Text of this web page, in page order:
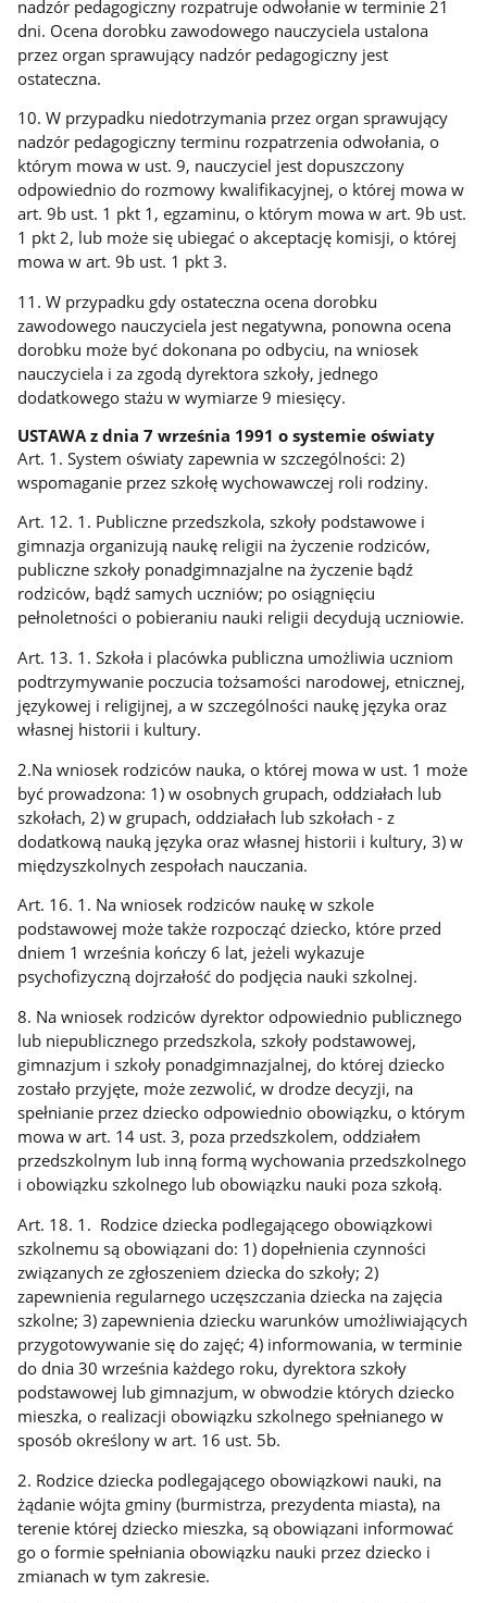
nadzór pedagogiczny rozpatruje odwołanie w terminie 21
dni. Ocena dorobku zawodowego nauczyciela ustalona
przez organ sprawujący nadzór pedagogiczny jest
ostateczna.
10. W przypadku niedotrzymania przez organ sprawujący
nadzór pedagogiczny terminu rozpatrzenia odwołania, o
którym mowa w ust. 9, nauczyciel jest dopuszczony
odpowiednio do rozmowy kwalifikacyjnej, o której mowa w
art. 9b ust. 1 pkt 1, egzaminu, o którym mowa w art. 9b ust.
1 pkt 2, lub może się ubiegać o akceptację komisji, o której
mowa w art. 9b ust. 1 pkt 3.
11. W przypadku gdy ostateczna ocena dorobku
zawodowego nauczyciela jest negatywna, ponowna ocena
dorobku może być dokonana po odbyciu, na wniosek
nauczyciela i za zgodą dyrektora szkoły, jednego
dodatkowego stażu w wymiarze 9 miesięcy.
USTAWA z dnia 7 września 1991 o systemie oświaty
Art. 1. System oświaty zapewnia w szczególności: 2)
wspomaganie przez szkołę wychowawczej roli rodziny.
Art. 12. 1. Publiczne przedszkola, szkoły podstawowe i
gimnazja organizują naukę religii na życzenie rodziców,
publiczne szkoły ponadgimnazjalne na życzenie bądź
rodziców, bądź samych uczniów; po osiągnięciu
pełnoletności o pobieraniu nauki religii decydują uczniowie.
Art. 13. 1. Szkoła i placówka publiczna umożliwia uczniom
podtrzymywanie poczucia tożsamości narodowej, etnicznej,
językowej i religijnej, a w szczególności naukę języka oraz
własnej historii i kultury.
2.Na wniosek rodziców nauka, o której mowa w ust. 1 może
być prowadzona: 1) w osobnych grupach, oddziałach lub
szkołach, 2) w grupach, oddziałach lub szkołach - z
dodatkową nauką języka oraz własnej historii i kultury, 3) w
międzyszkolnych zespołach nauczania.
Art. 16. 1. Na wniosek rodziców naukę w szkole
podstawowej może także rozpocząć dziecko, które przed
dniem 1 września kończy 6 lat, jeżeli wykazuje
psychofizyczną dojrzałość do podjęcia nauki szkolnej.
8. Na wniosek rodziców dyrektor odpowiednio publicznego
lub niepublicznego przedszkola, szkoły podstawowej,
gimnazjum i szkoły ponadgimnazjalnej, do której dziecko
zostało przyjęte, może zezwolić, w drodze decyzji, na
spełnianie przez dziecko odpowiednio obowiązku, o którym
mowa w art. 14 ust. 3, poza przedszkolem, oddziałem
przedszkolnym lub inną formą wychowania przedszkolnego
i obowiązku szkolnego lub obowiązku nauki poza szkołą.
Art. 18. 1. Rodzice dziecka podlegającego obowiązkowi
szkolnemu są obowiązani do: 1) dopełnienia czynności
związanych ze zgłoszeniem dziecka do szkoły; 2)
zapewnienia regularnego uczęszczania dziecka na zajęcia
szkolne; 3) zapewnienia dziecku warunków umożliwiających
przygotowywanie się do zajęć; 4) informowania, w terminie
do dnia 30 września każdego roku, dyrektora szkoły
podstawowej lub gimnazjum, w obwodzie których dziecko
mieszka, o realizacji obowiązku szkolnego spełnianego w
sposób określony w art. 16 ust. 5b.
2. Rodzice dziecka podlegającego obowiązkowi nauki, na
żądanie wójta gminy (burmistrza, prezydenta miasta), na
terenie której dziecko mieszka, są obowiązani informować
go o formie spełniania obowiązku nauki przez dziecko i
zmianach w tym zakresie.